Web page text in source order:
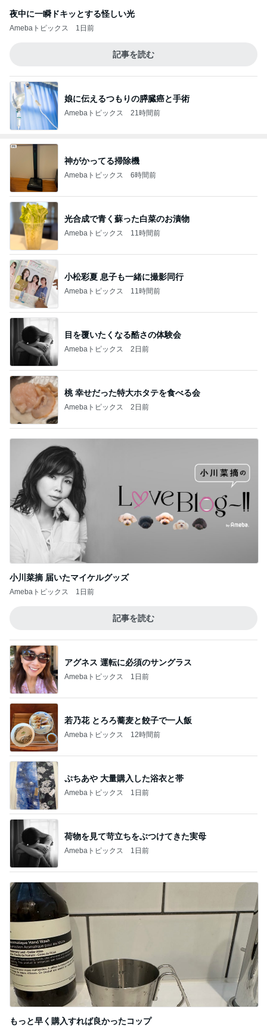
夜中に一瞬ドキッとする怪しい光
Amebaトピックス 1日前
記事を読む
娘に伝えるつもりの膵臓癌と手術
Amebaトピックス 21時間前
神がかってる掃除機
Amebaトピックス 6時間前
光合成で青く蘇った白菜のお漬物
Amebaトピックス 11時間前
小松彩夏 息子も一緒に撮影同行
Amebaトピックス 11時間前
目を覆いたくなる酷さの体験会
Amebaトピックス 2日前
桃 幸せだった特大ホタテを食べる会
Amebaトピックス 2日前
小川菜摘 届いたマイケルグッズ
Amebaトピックス 1日前
記事を読む
アグネス 運転に必須のサングラス
Amebaトピックス 1日前
若乃花 とろろ蕎麦と餃子で一人飯
Amebaトピックス 12時間前
ぷちあや 大量購入した浴衣と帯
Amebaトピックス 1日前
荷物を見て苛立ちをぶつけてきた実母
Amebaトピックス 1日前
もっと早く購入すれば良かったコップ